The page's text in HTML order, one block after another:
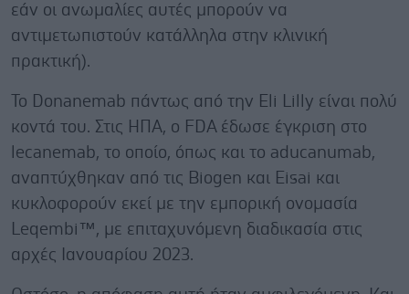
εάν οι ανωμαλίες αυτές μπορούν να
αντιμετωπιστούν κατάλληλα στην κλινική
πρακτική).
Το Donanemab πάντως από την Eli Lilly είναι πολύ
κοντά του. Στις ΗΠΑ, ο FDA έδωσε έγκριση στο
lecanemab, το οποίο, όπως και το aducanumab,
αναπτύχθηκαν από τις Biogen και Eisai και
κυκλοφορούν εκεί με την εμπορική ονομασία
Leqembi™, με επιταχυνόμενη διαδικασία στις
αρχές Ιανουαρίου 2023.